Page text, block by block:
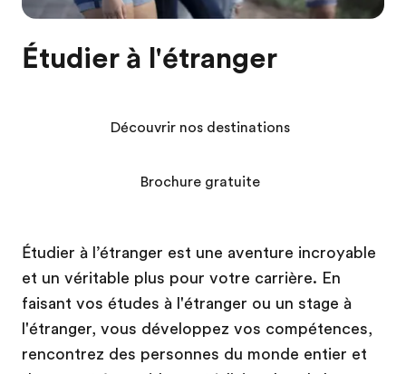
Étudier à l'étranger
Étudier à l’étranger est une aventure incroyable
et un véritable plus pour votre carrière. En
faisant vos études à l'étranger ou un stage à
l'étranger, vous développez vos compétences,
rencontrez des personnes du monde entier et
Découvrir nos destinations
Brochure gratuite